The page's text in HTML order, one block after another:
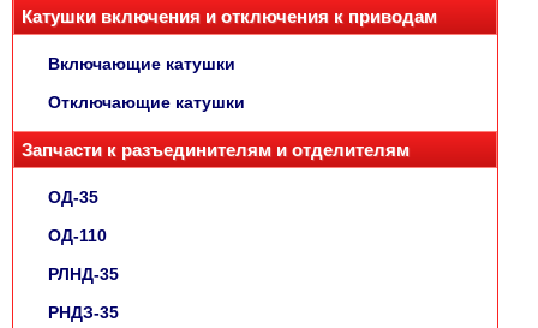
Катушки включения и отключения к приводам
Включающие катушки
Отключающие катушки
Запчасти к разъединителям и отделителям
ОД-35
ОД-110
РЛНД-35
РНДЗ-35